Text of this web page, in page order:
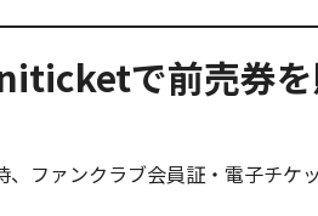
で前売券
、ファンクラブ会員証・電子チケ